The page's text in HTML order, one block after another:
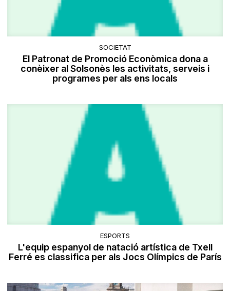
SOCIETAT
​El Patronat de Promoció Econòmica dona a
conèixer al Solsonès les activitats, serveis i
programes per als ens locals
ESPORTS
L'equip espanyol de natació artística de Txell
Ferré es classifica per als Jocs Olímpics de París